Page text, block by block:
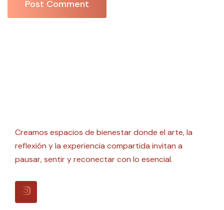
Creamos espacios de bienestar donde el arte, la
reflexión y la experiencia compartida invitan a
pausar, sentir y reconectar con lo esencial.